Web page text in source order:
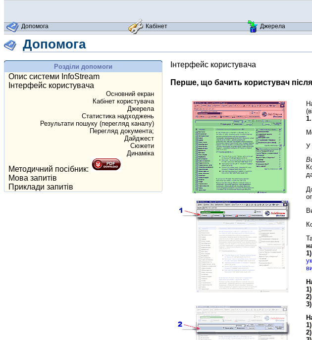
Допомога Кабінет Джерела
Допомога
Інтерфейс користувача
Перше, що бачить користувач
У
1)
1)
2)
3)
1)
2)
Розділи допомоги
Опис системи InfoStream
Інтерфейс користувача
Основний екран
Кабінет користувача
Джерела
Статистика надходжень
Результати пошуку (перегляд каналу)
Перегляд документа;
Дайджест
Сюжети
Динаміка
Методичний посібник:
Мова запитів
Приклади запитів